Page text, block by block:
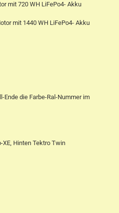
mit 720 WH LiFePo4- Akku
mit 1440 WH LiFePo4- Akku
Ende die Farbe-Ral-Nummer im
XE, Hinten Tektro Twin